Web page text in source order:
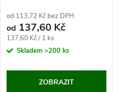
od 113,72 Kč bez DPH
od 137,60 Kč
Měrná
cena:
137,60 Kč / 1 ks
Skladem >200 ks
ZOBRAZIT